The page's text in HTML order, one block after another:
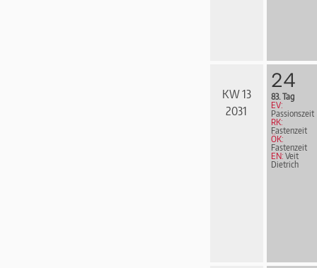
KW 13
2031
24
83. Tag
EV:
Passionszeit
RK:
Fastenzeit
ÖK:
Fastenzeit
EN: Veit
Dietrich